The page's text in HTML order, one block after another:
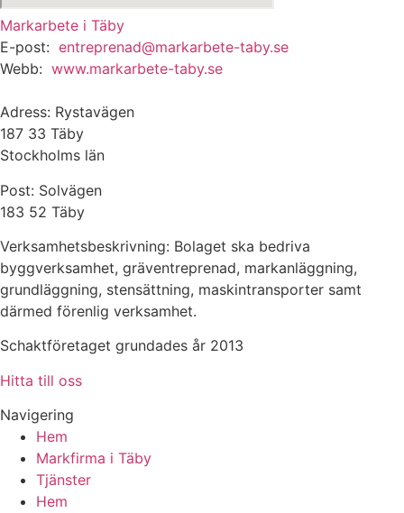
Markarbete i Täby
E-post: entreprenad@markarbete-taby.se
Webb: www.markarbete-taby.se
Adress: Rystavägen
187 33 Täby
Stockholms län
Post: Solvägen
183 52 Täby
Verksamhetsbeskrivning: Bolaget ska bedriva
byggverksamhet, gräventreprenad, markanläggning,
grundläggning, stensättning, maskintransporter samt
därmed förenlig verksamhet.
Schaktföretaget grundades år 2013
Hitta till oss
Navigering
Hem
Markfirma i Täby
Tjänster
Hem